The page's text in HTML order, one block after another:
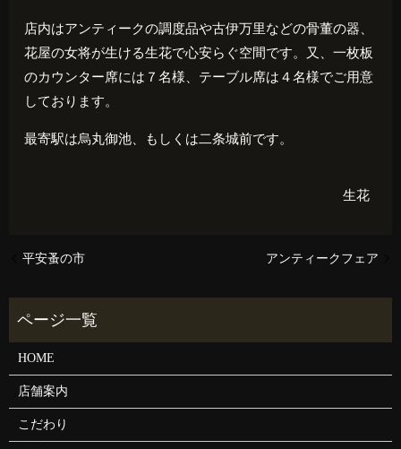
店内はアンティークの調度品や古伊万里などの骨董の器、
花屋の女将が生ける生花で心安らぐ空間です。又、一枚板
のカウンター席には７名様、テーブル席は４名様でご用意
しております。
最寄駅は烏丸御池、もしくは二条城前です。
生花
平安蚤の市 アンティークフェア
HOME
店舗案内
こだわり